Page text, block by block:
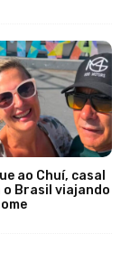
ao Chuí, casal
Brasil viajando